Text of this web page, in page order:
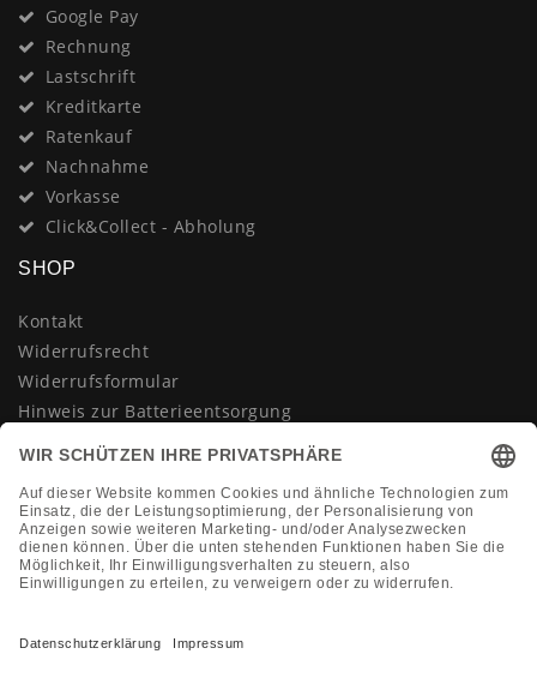
Google Pay
Rechnung
Lastschrift
Kreditkarte
Ratenkauf
Nachnahme
Vorkasse
Click&Collect - Abholung
SHOP
Kontakt
Widerrufsrecht
Widerrufsformular
Hinweis zur Batterieentsorgung
Datenschutzerklärung
Impressum
Vertrag widerrufen
Montag-Freitag 10:00-18:00 Uhr